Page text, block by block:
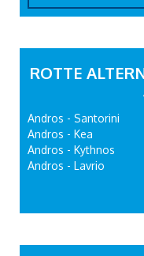
ROTTE
Andros - Santorini
Andros - Kea
Andros - Kythnos
Andros - Lavrio